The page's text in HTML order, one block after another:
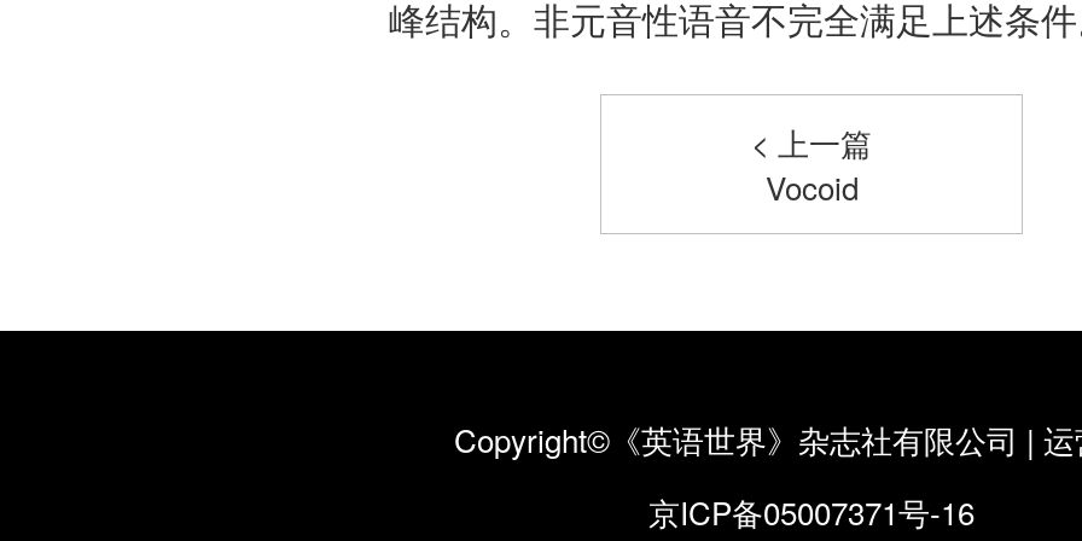
峰结构。非元音性语音不完全满足上述条件
< 上一篇
Vocoid
Copyright©《英语世界》杂志社有限公司 |
京ICP备05007371号-16